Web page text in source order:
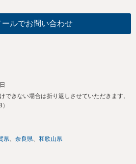
ールでお問い合わせ
できない場合は折り返しさせていただきます。
県 奈良県 和歌山県